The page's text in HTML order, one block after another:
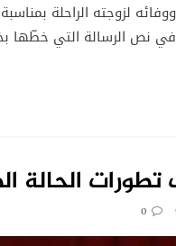
لزوجته الراحلة
الرسالة التي خطّها بخط
تطورات
0